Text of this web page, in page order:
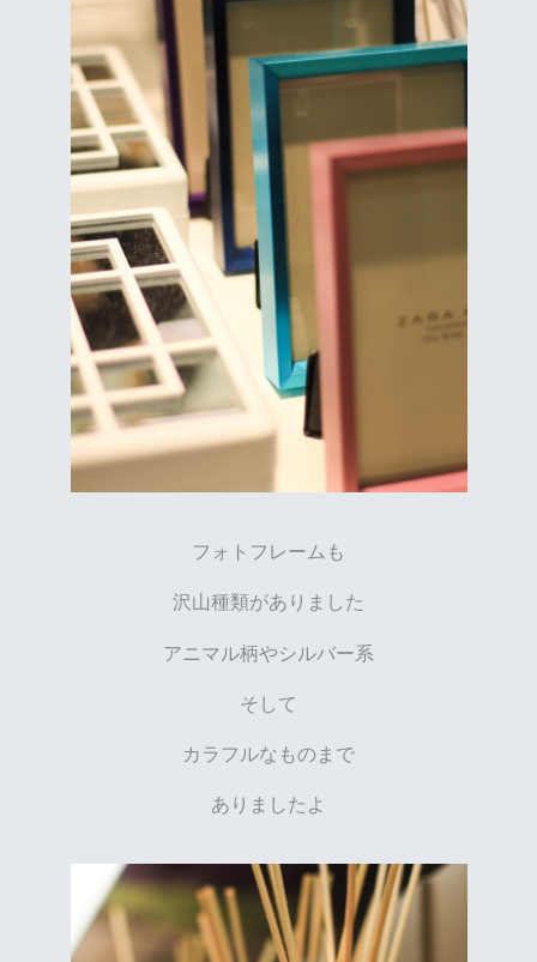
フォトフレームも
沢山種類がありました
アニマル柄やシルバー系
そして
カラフルなものまで
ありましたよ